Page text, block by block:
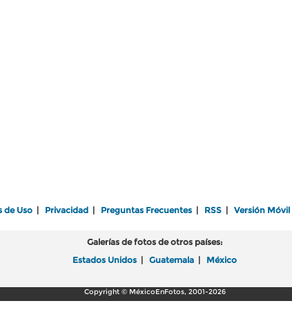
de Uso Privacidad Preguntas Frecuentes RSS Versión Móvil
Galerías de fotos de otros países:
Estados Unidos
Guatemala México
Copyright © MéxicoEnFotos, 2001-2026